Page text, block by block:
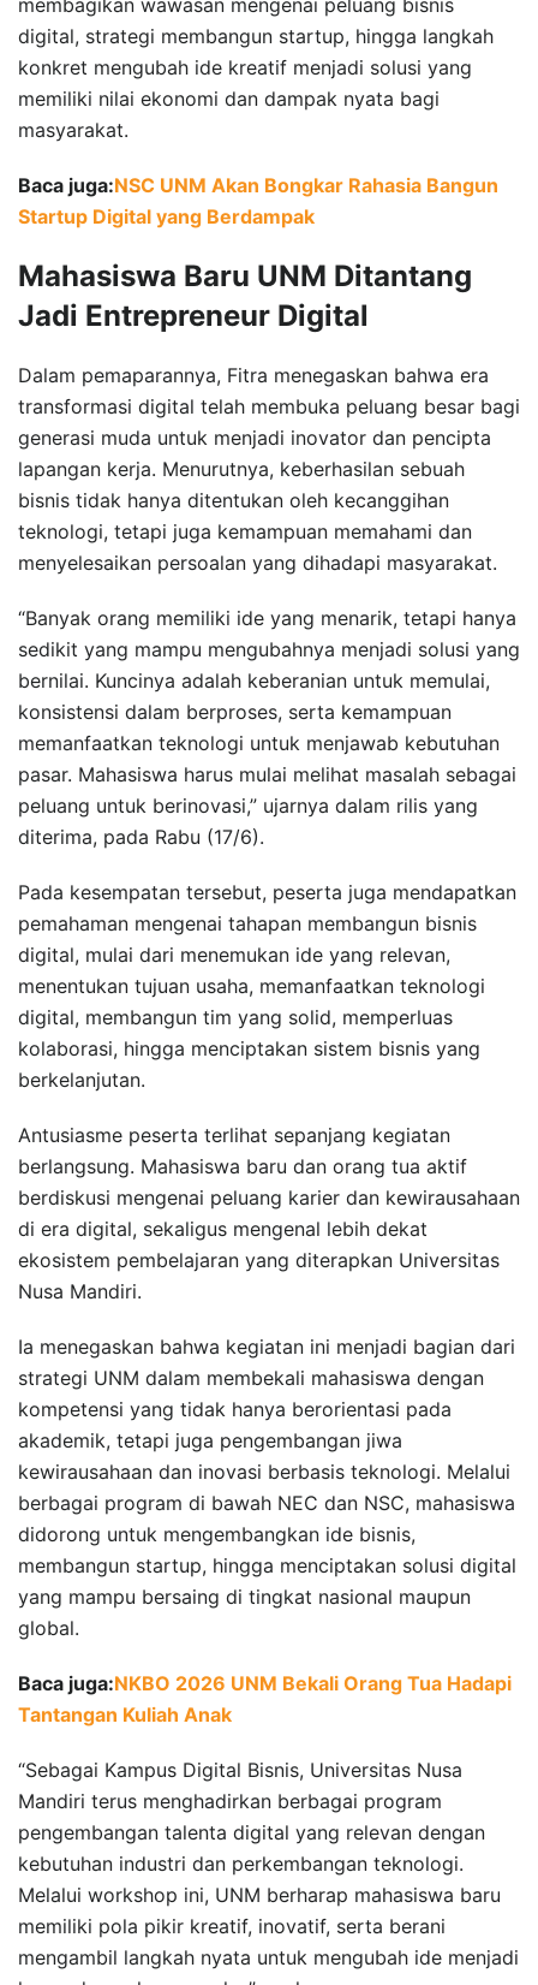
digital, strategi membangun startup, hingga langkah
konkret mengubah ide kreatif menjadi solusi yang
memiliki nilai ekonomi dan dampak nyata bagi
masyarakat.
Baca juga:NSC UNM Akan Bongkar Rahasia Bangun
Startup Digital yang Berdampak
Mahasiswa Baru UNM Ditantang
Jadi Entrepreneur Digital
Dalam pemaparannya, Fitra menegaskan bahwa era
transformasi digital telah membuka peluang besar bagi
generasi muda untuk menjadi inovator dan pencipta
lapangan kerja. Menurutnya, keberhasilan sebuah
bisnis tidak hanya ditentukan oleh kecanggihan
teknologi, tetapi juga kemampuan memahami dan
menyelesaikan persoalan yang dihadapi masyarakat.
“Banyak orang memiliki ide yang menarik, tetapi hanya
sedikit yang mampu mengubahnya menjadi solusi yang
bernilai. Kuncinya adalah keberanian untuk memulai,
konsistensi dalam berproses, serta kemampuan
memanfaatkan teknologi untuk menjawab kebutuhan
pasar. Mahasiswa harus mulai melihat masalah sebagai
peluang untuk berinovasi,” ujarnya dalam rilis yang
diterima, pada Rabu (17/6).
Pada kesempatan tersebut, peserta juga mendapatkan
pemahaman mengenai tahapan membangun bisnis
digital, mulai dari menemukan ide yang relevan,
menentukan tujuan usaha, memanfaatkan teknologi
digital, membangun tim yang solid, memperluas
kolaborasi, hingga menciptakan sistem bisnis yang
berkelanjutan.
Antusiasme peserta terlihat sepanjang kegiatan
berlangsung. Mahasiswa baru dan orang tua aktif
berdiskusi mengenai peluang karier dan kewirausahaan
di era digital, sekaligus mengenal lebih dekat
ekosistem pembelajaran yang diterapkan Universitas
Nusa Mandiri.
Ia menegaskan bahwa kegiatan ini menjadi bagian dari
strategi UNM dalam membekali mahasiswa dengan
kompetensi yang tidak hanya berorientasi pada
akademik, tetapi juga pengembangan jiwa
kewirausahaan dan inovasi berbasis teknologi. Melalui
berbagai program di bawah NEC dan NSC, mahasiswa
didorong untuk mengembangkan ide bisnis,
membangun startup, hingga menciptakan solusi digital
yang mampu bersaing di tingkat nasional maupun
global.
Baca juga:NKBO 2026 UNM Bekali Orang Tua Hadapi
Tantangan Kuliah Anak
“Sebagai Kampus Digital Bisnis, Universitas Nusa
Mandiri terus menghadirkan berbagai program
pengembangan talenta digital yang relevan dengan
kebutuhan industri dan perkembangan teknologi.
Melalui workshop ini, UNM berharap mahasiswa baru
memiliki pola pikir kreatif, inovatif, serta berani
mengambil langkah nyata untuk mengubah ide menjadi